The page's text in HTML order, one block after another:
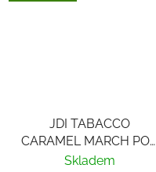
JDI TABACCO
CARAMEL MARCH POD
20mg
Skladem